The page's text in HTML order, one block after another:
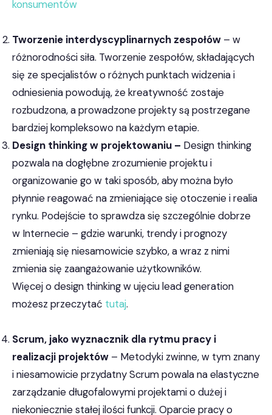
konsumentów
Tworzenie interdyscyplinarnych zespołów – w
różnorodności siła. Tworzenie zespołów, składających
się ze specjalistów o różnych punktach widzenia i
odniesienia powodują, że kreatywność zostaje
rozbudzona, a prowadzone projekty są postrzegane
bardziej kompleksowo na każdym etapie.
Design thinking w projektowaniu – Design thinking
pozwala na dogłębne zrozumienie projektu i
organizowanie go w taki sposób, aby można było
płynnie reagować na zmieniające się otoczenie i realia
rynku. Podejście to sprawdza się szczególnie dobrze
w Internecie – gdzie warunki, trendy i prognozy
zmieniają się niesamowicie szybko, a wraz z nimi
zmienia się zaangażowanie użytkowników.
Więcej o design thinking w ujęciu lead generation
możesz przeczytać tutaj.
Scrum, jako wyznacznik dla rytmu pracy i
realizacji projektów – Metodyki zwinne, w tym znany
i niesamowicie przydatny Scrum powala na elastyczne
zarządzanie długofalowymi projektami o dużej i
niekoniecznie stałej ilości funkcji. Oparcie pracy o